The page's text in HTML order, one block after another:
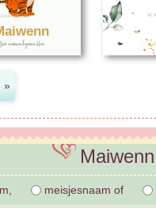
Maiwenn
meisjesnaam of